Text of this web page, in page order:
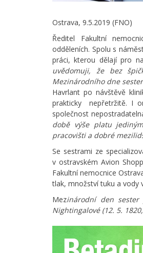
Ostrava, 9.5.2019 (FNO)
Ředitel Fakultní
odděleních. Spolu s
práci, kterou dělají pro
uvědomuji, že bez
Mezinárodního dne
Havrlant po návštěvě
prakticky nepřetržitě. I
společnost
době výše platu
pracovišti a dobré
Se sestrami ze
v ostravském Avion
Fakultní nemocnice
tlak, množství tuku a vody
Mezinárodní den sester
Nightingalové (12. 5.